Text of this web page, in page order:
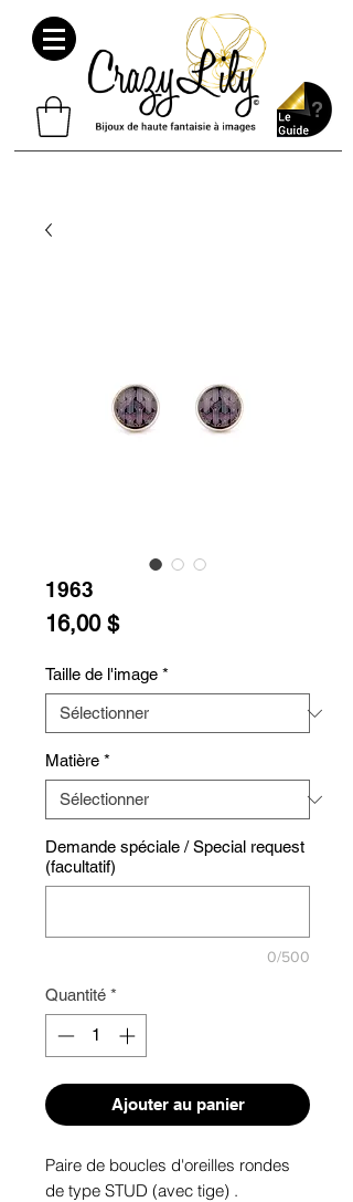
1963
16,00 $Prix
Taille de l'image *
Matière *
Demande spéciale / Special request
(facultatif)
0/500
Quantité *
Ajouter au panier
Paire de boucles d'oreilles rondes
de type STUD (avec tige) .